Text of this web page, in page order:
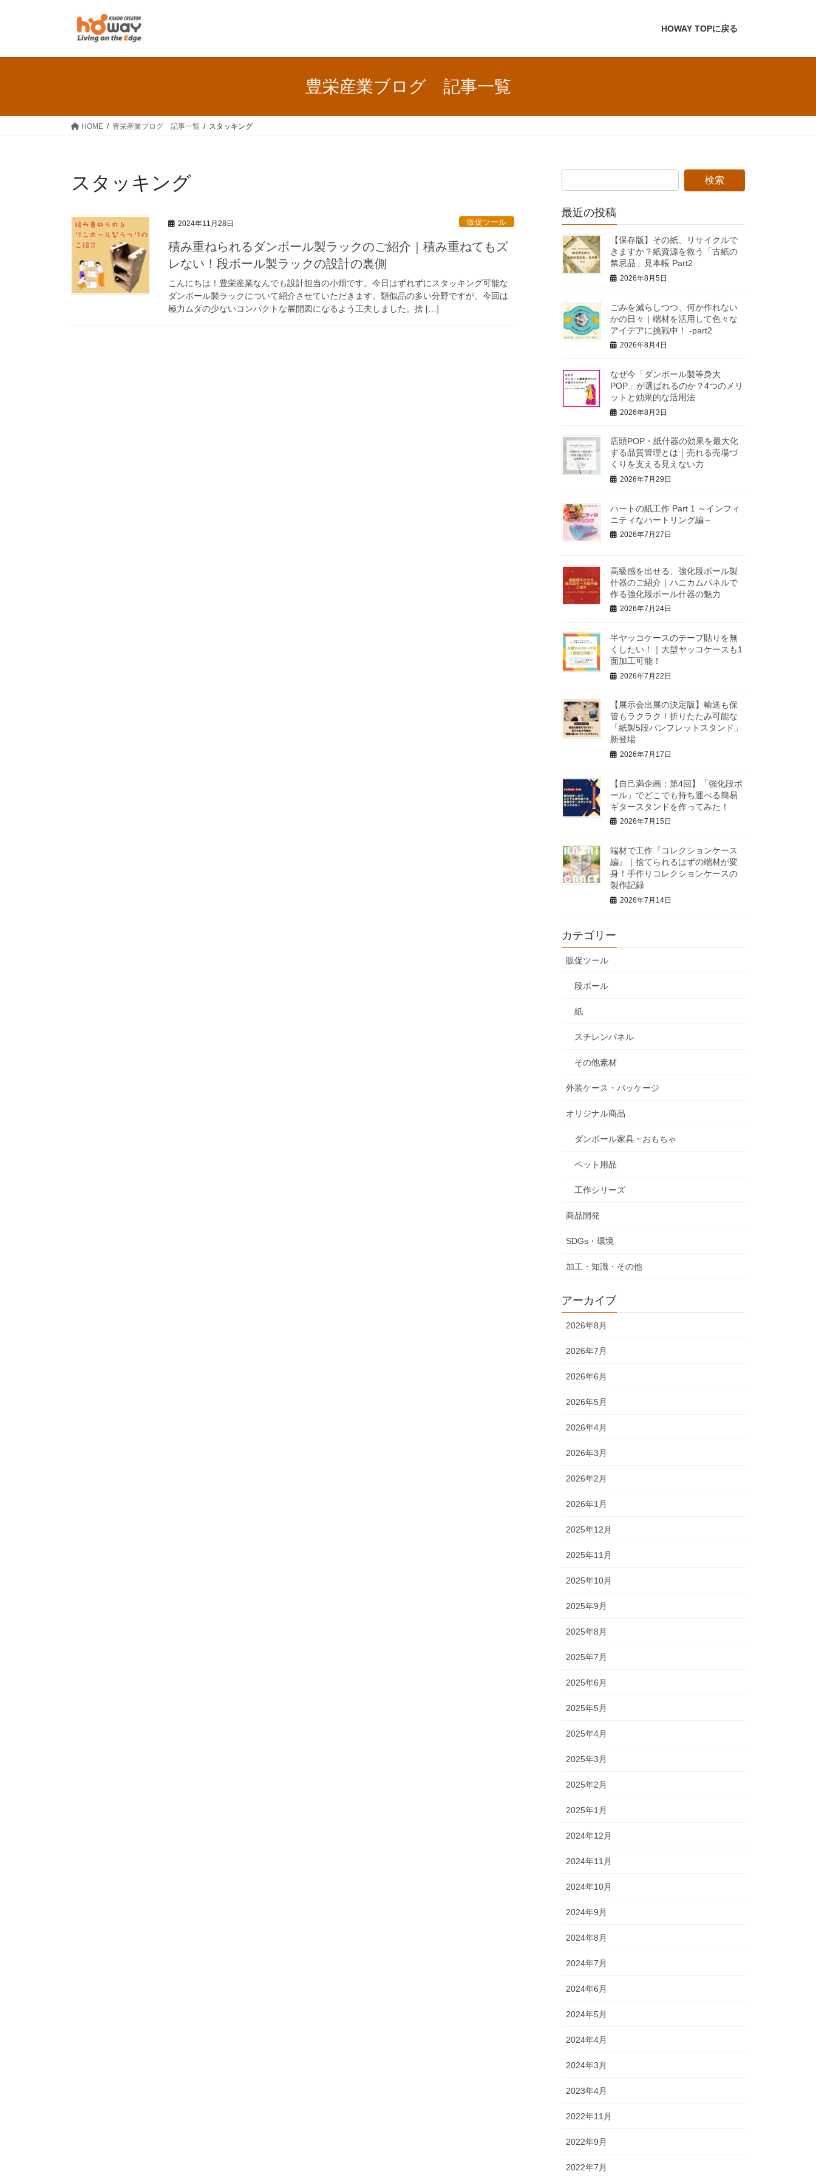
HOWAY TOPに戻る
豊栄産業ブログ 記事一覧
HOME 豊栄産業ブログ 記事一覧 スタッキング
スタッキング
2024年11月28日 販促ツール
積み重ねられるダンボール製ラックのご紹介｜積み重ねてもズ
レない！段ボール製ラックの設計の裏側
こんにちは！豊栄産業なんでも設計担当の小畑です。今日はずれずにスタッキング可能な
ダンボール製ラックについて紹介させていただきます。類似品の多い分野ですが、今回は
極力ムダの少ないコンパクトな展開図になるよう工夫しました。捨 […]
最近の投稿
【保存版】その紙、リサイクルで
きますか？紙資源を救う「古紙の
禁忌品」見本帳 Part2
2026年8月5日
ごみを減らしつつ、何か作れない
かの日々｜端材を活用して色々な
アイデアに挑戦中！ -part2
2026年8月4日
なぜ今「ダンボール製等身大
POP」が選ばれるのか？4つのメリ
ットと効果的な活用法
2026年8月3日
店頭POP・紙什器の効果を最大化
する品質管理とは｜売れる売場づ
くりを支える見えない力
2026年7月29日
ハートの紙工作 Part 1 ～インフィ
ニティなハートリング編～
2026年7月27日
高級感を出せる、強化段ボール製
什器のご紹介｜ハニカムパネルで
作る強化段ボール什器の魅力
2026年7月24日
半ヤッコケースのテープ貼りを無
くしたい！｜大型ヤッコケースも1
面加工可能！
2026年7月22日
【展示会出展の決定版】輸送も保
管もラクラク！折りたたみ可能な
「紙製5段パンフレットスタンド」
新登場
2026年7月17日
【自己満企画：第4回】「強化段ボ
ール」でどこでも持ち運べる簡易
ギタースタンドを作ってみた！
2026年7月15日
端材で工作『コレクションケース
編』｜捨てられるはずの端材が変
身！手作りコレクションケースの
製作記録
2026年7月14日
カテゴリー
販促ツール
段ボール
紙
スチレンパネル
その他素材
外装ケース・パッケージ
オリジナル商品
ダンボール家具・おもちゃ
ペット用品
工作シリーズ
商品開発
SDGs・環境
加工・知識・その他
アーカイブ
2026年8月
2026年7月
2026年6月
2026年5月
2026年4月
2026年3月
2026年2月
2026年1月
2025年12月
2025年11月
2025年10月
2025年9月
2025年8月
2025年7月
2025年6月
2025年5月
2025年4月
2025年3月
2025年2月
2025年1月
2024年12月
2024年11月
2024年10月
2024年9月
2024年8月
2024年7月
2024年6月
2024年5月
2024年4月
2024年3月
2023年4月
2022年11月
2022年9月
2022年7月